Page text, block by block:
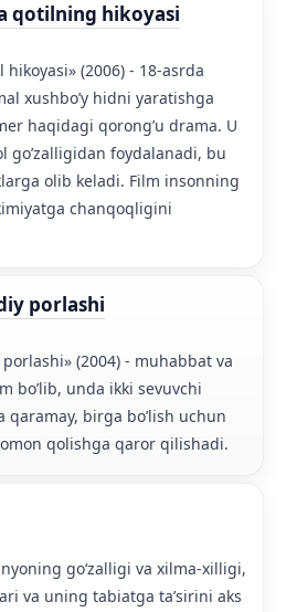
qotilning hikoyasi
(2006) - 18-asrda
xushbo’y hidni yaratishga
haqidagi qorong’u drama. U
go’zalligidan foydalanadi, bu
olib keladi. Film insonning
chanqoqligini
porlashi
(2004) - muhabbat va
bo’lib, unda ikki sevuvchi
birga bo’lish uchun
qolishga qaror qilishadi.
goʻzalligi va xilma-xilligi,
va uning tabiatga taʼsirini aks